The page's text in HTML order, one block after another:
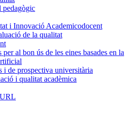
pedagògic
i Innovació Academicodocent
de la qualitat
per al bon ús de les eines basades en la
i de prospectiva universitària
i qualitat acadèmica